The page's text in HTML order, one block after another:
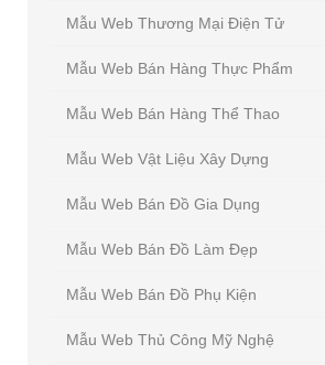
Mẫu Web Thương Mại Điện Tử
Mẫu Web Bán Hàng Thực Phẩm
Mẫu Web Bán Hàng Thể Thao
Mẫu Web Vật Liệu Xây Dựng
Mẫu Web Bán Đồ Gia Dụng
Mẫu Web Bán Đồ Làm Đẹp
Mẫu Web Bán Đồ Phụ Kiện
Mẫu Web Thủ Công Mỹ Nghệ